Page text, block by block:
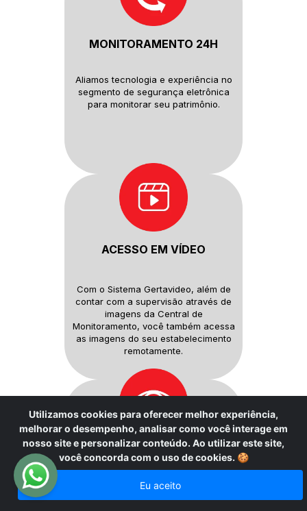
MONITORAMENTO 24H
Aliamos tecnologia e experiência no
segmento de segurança eletrônica
para monitorar seu patrimônio.
ACESSO EM VÍDEO
Com o Sistema Gertavideo, além de
contar com a supervisão através de
imagens da Central de
Monitoramento, você também acessa
as imagens do seu estabelecimento
remotamente.
SUPERVISÃO
MONITORADA
Um supervisor sempre a postos
verificar disparos de alarme...
Utilizamos cookies para oferecer melhor experiência,
melhorar o desempenho, analisar como você interage em
nosso site e personalizar conteúdo. Ao utilizar este site,
você concorda com o uso de cookies. 🍪
Eu aceito